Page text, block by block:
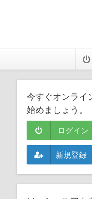
今すぐオンライ
始めましょう。
ログイン
新規登録